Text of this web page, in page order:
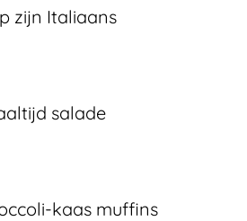
zijn Italiaans
salade
kaas muffins